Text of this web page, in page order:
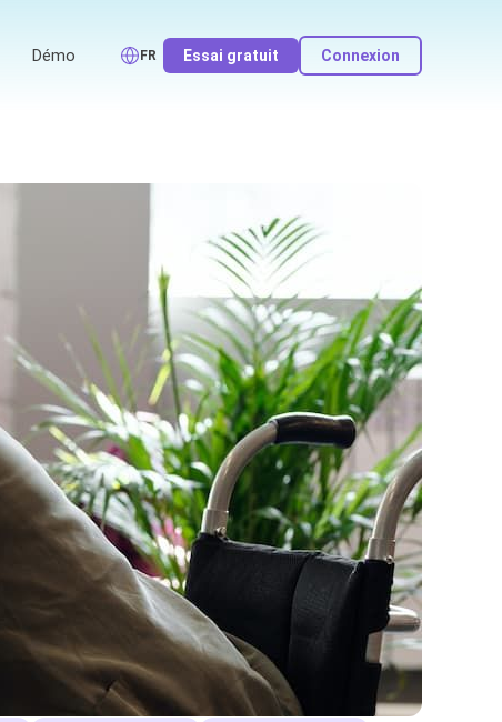
Démo FR Essai gratuit Connexion